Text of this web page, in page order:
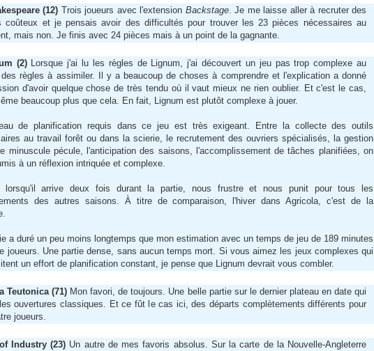
(12) Trois joueurs avec l'extension Backstage. Je me laisse aller à recruter des
coûteux et je pensais avoir des difficultés pour trouver les 23 pièces nécessaires au
mais non. Je finis avec 24 pièces mais à un point de la gagnante.
(2) Lorsque j'ai lu les règles de Lignum, j'ai découvert un jeu pas trop complexe au
règles à assimiler. Il y a beaucoup de choses à comprendre et l'explication a donné
d'avoir quelque chose de très tendu où il vaut mieux ne rien oublier. Et c'est le cas,
beaucoup plus que cela. En fait, Lignum est plutôt complexe à jouer.
de planification requis dans ce jeu est très exigeant. Entre la collecte des outils
au travail forêt ou dans la scierie, le recrutement des ouvriers spécialisés, la gestion
minuscule pécule, l'anticipation des saisons, l'accomplissement de tâches planifiées, on
à un réflexion intriquée et complexe.
lorsqu'il arrive deux fois durant la partie, nous frustre et nous punit pour tous les
des autres saisons. À titre de comparaison, l'hiver dans Agricola, c'est de la
a duré un peu moins longtemps que mon estimation avec un temps de jeu de 189 minutes
joueurs. Une partie dense, sans aucun temps mort. Si vous aimez les jeux complexes qui
un effort de planification constant, je pense que Lignum devrait vous combler.
Teutonica (71) Mon favori, de toujours. Une belle partie sur le dernier plateau en date qui
ouvertures classiques. Et ce fût le cas ici, des départs complètements différents pour
joueurs.
Industry (23) Un autre de mes favoris absolus. Sur la carte de la Nouvelle-Angleterre